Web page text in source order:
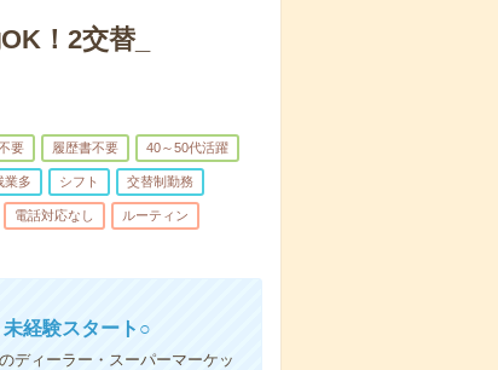
！2交替_
要 履歴書不要 40～50代活躍
業多 シフト 交替制勤務
電話対応なし ルーティン
経験スタート○
ディーラー・スーパーマーケッ